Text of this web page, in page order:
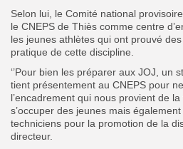
Selon lui, le Comité national
le CNEPS de Thiès comme centre
les jeunes athlètes qui ont prouvé
pratique de cette discipline.
‘’Pour bien les préparer aux JOJ, un
tient présentement au CNEPS pour
l’encadrement qui nous provient de
s’occuper des jeunes mais
techniciens pour la promotion de la
directeur.